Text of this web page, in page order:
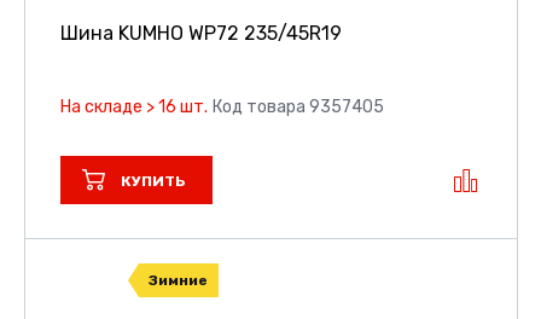
Шина KUMHO WP72 235/45R19
На складе > 16 шт. Код товара 9357405
КУПИТЬ
Зимние